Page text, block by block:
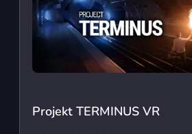
Projekt TERMINUS VR